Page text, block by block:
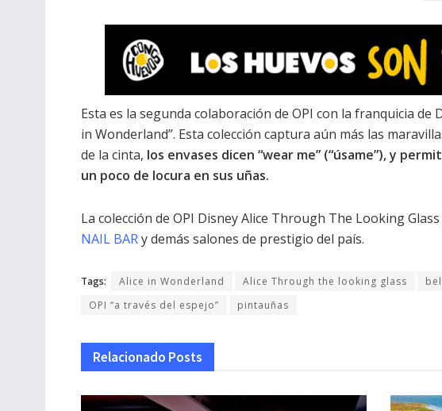
Esta es la segunda colaboración de OPI con la franquicia de
in Wonderland”. Esta colección captura aún más las
de la cinta, los envases dicen “wear me” (“úsame”), y
un poco de locura en sus uñas.
La colección de OPI Disney Alice Through The Looking
NAIL BARy demás salones de prestigio del país.
Tags: Alice in Wonderland Alice Through the looking glass
OPI “a través del espejo”
pintauñas
Relacionado Posts